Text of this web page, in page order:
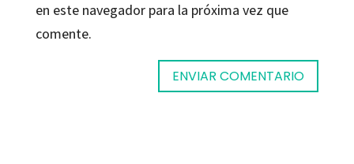
en este navegador para la próxima vez que
comente.